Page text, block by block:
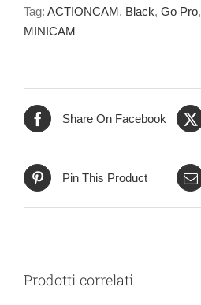
Tag: ACTIONCAM, Black, Go Pro,
MINICAM
Share On Facebook
Pin This Product
Prodotti correlati